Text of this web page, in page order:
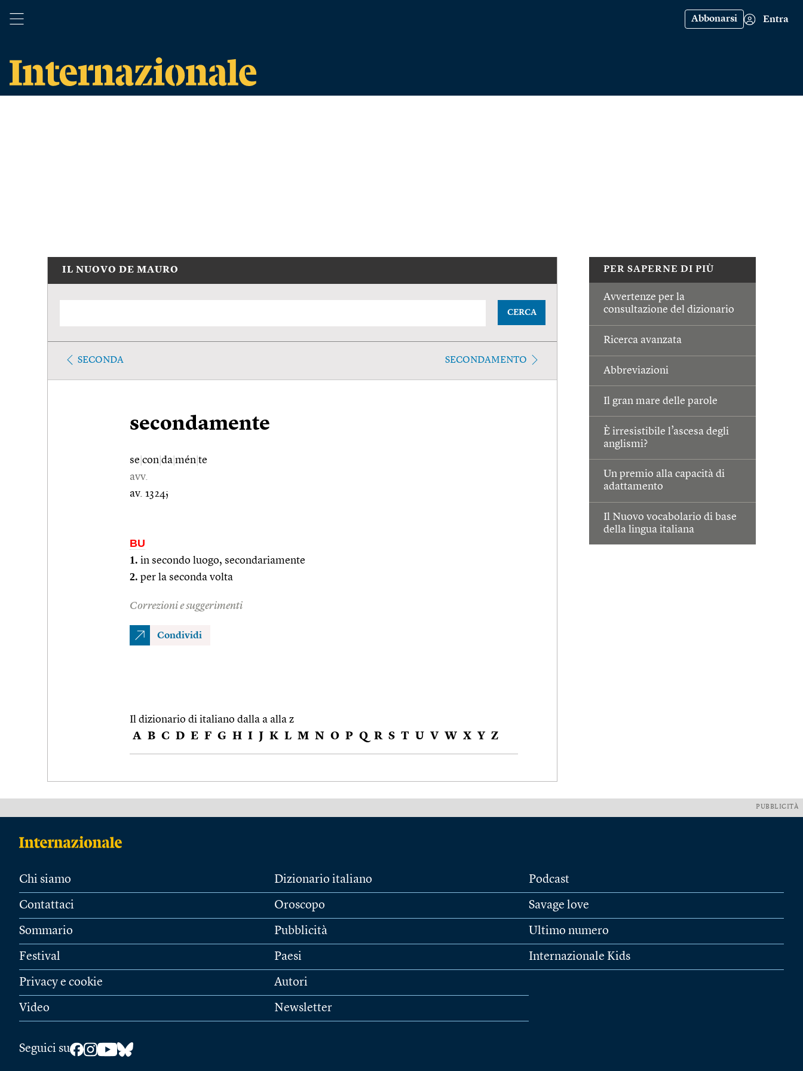
Abbonarsi Entra
PER SAPERNE DI PIÙ
Avvertenze per la
consultazione del dizionario
Ricerca avanzata
Abbreviazioni
Il gran mare delle parole
È irresistibile l’ascesa degli
anglismi?
Un premio alla capacità di
adattamento
Il Nuovo vocabolario di base
della lingua italiana
IL NUOVO DE MAURO
CERCA
SECONDA SECONDAMENTO
secondamente
se con da mén te
avv.
av. 1324;
BU
1. in secondo luogo, secondariamente
2. per la seconda volta
Correzioni e suggerimenti
Condividi
Il dizionario di italiano dalla a alla z
A B C D E F G H I J K L M N O P Q R S T U V W X Y Z
PUBBLICITÀ
Chi siamo
Contattaci
Sommario
Festival
Privacy e cookie
Video
Dizionario italiano
Oroscopo
Pubblicità
Paesi
Autori
Newsletter
Podcast
Savage love
Ultimo numero
Internazionale Kids
Seguici su